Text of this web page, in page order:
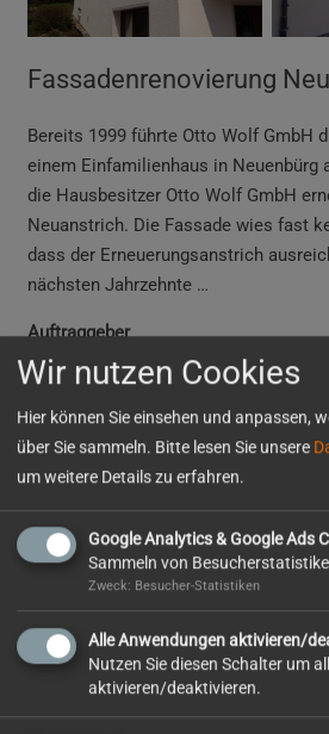
Fassadenrenovierung
Bereits 1999 führte Otto Wolf GmbH
einem Einfamilienhaus in Neuenbürg
die Hausbesitzer Otto Wolf GmbH
Neuanstrich. Die Fassade wies fast
dass der Erneuerungsanstrich
nächsten Jahrzehnte …
Auftraggeber
Privat
Pfarrhaus Liebfrauen
Pforzheim
Mitgliedschaften
Wir nutzen Cookies
Hier können Sie einsehen und anpassen,
über Sie sammeln. Bitte lesen Sie unsere
um weitere Details zu erfahren.
Google Analytics & Google Ads
Sammeln von
Zweck: Besucher-Statistiken
Alle Anwendungen aktivieren/
Nutzen Sie diesen Schalter um
aktivieren/deaktivieren.